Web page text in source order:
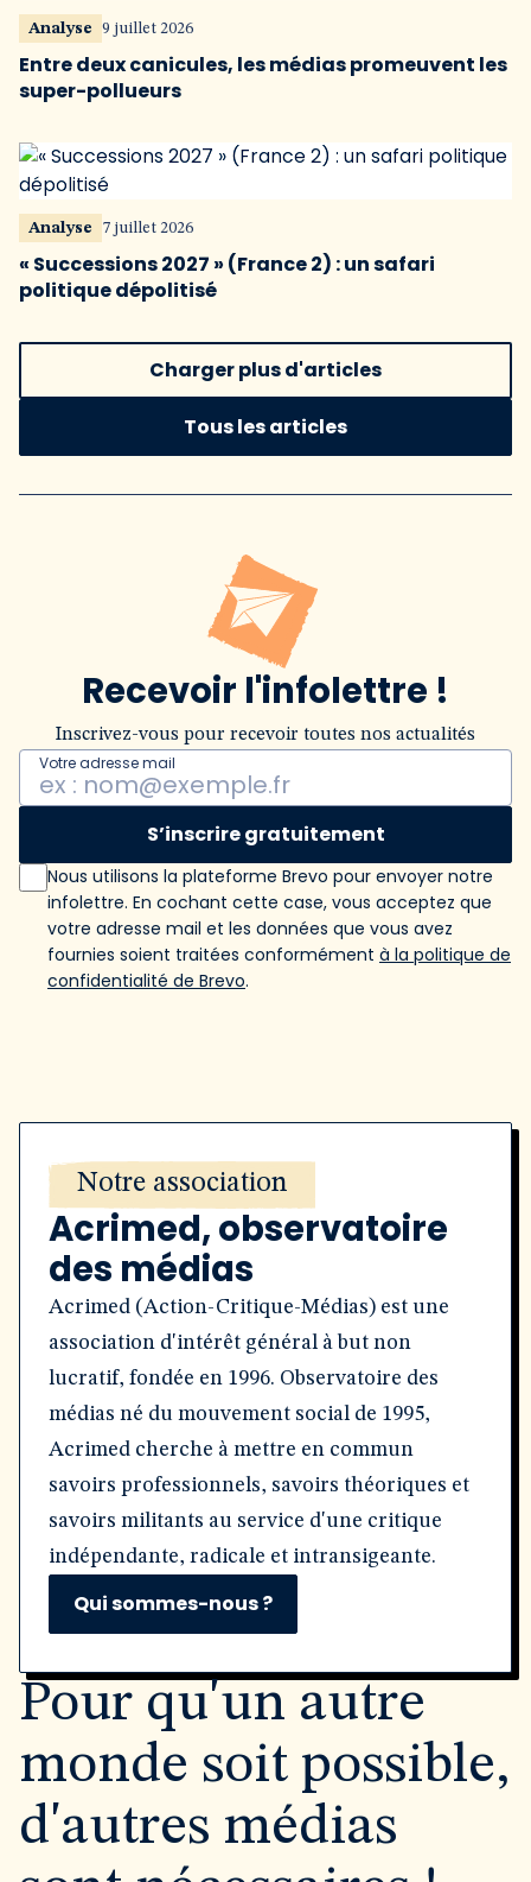
Analyse 9 juillet 2026
Entre deux canicules, les médias promeuvent les
super-pollueurs
Analyse 7 juillet 2026
« Successions 2027 » (France 2) : un safari
politique dépolitisé
Charger plus d'articles
Tous les articles
Recevoir l'infolettre !
Inscrivez-vous pour recevoir toutes nos actualités
Votre adresse mail
S’inscrire gratuitement
Nous utilisons la plateforme Brevo pour envoyer notre
infolettre. En cochant cette case, vous acceptez que
votre adresse mail et les données que vous avez
fournies soient traitées conformément à la politique de
confidentialité de Brevo.
Notre association
Acrimed, observatoire
des médias
Acrimed (Action-Critique-Médias) est une
association d'intérêt général à but non
lucratif, fondée en 1996. Observatoire des
médias né du mouvement social de 1995,
Acrimed cherche à mettre en commun
savoirs professionnels, savoirs théoriques et
savoirs militants au service d'une critique
indépendante, radicale et intransigeante.
Qui sommes-nous ?
Pour qu'un autre
monde soit possible,
d'autres médias